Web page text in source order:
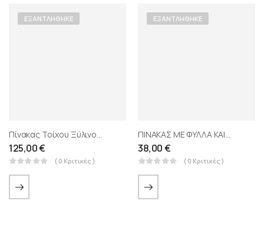
ΕΞΑΝΤΛΉΘΗΚΕ
Πίνακας Τοίχου Ξύλινος 120Χ90 Εκ. Με Κορνίζα Και Ανάγλυφα Strass
125,00€
( 0 Κριτικές )
ΕΞΑΝΤΛΉΘΗΚΕ
ΠΙΝΑΚΑΣ ΜΕ ΦΥΛΛΑ ΚΑΙ ΚΟΡΝΙΖΑ ΧΡΥΣΟΣ ΜΠΕΖ
38,00€
( 0 Κριτικές )